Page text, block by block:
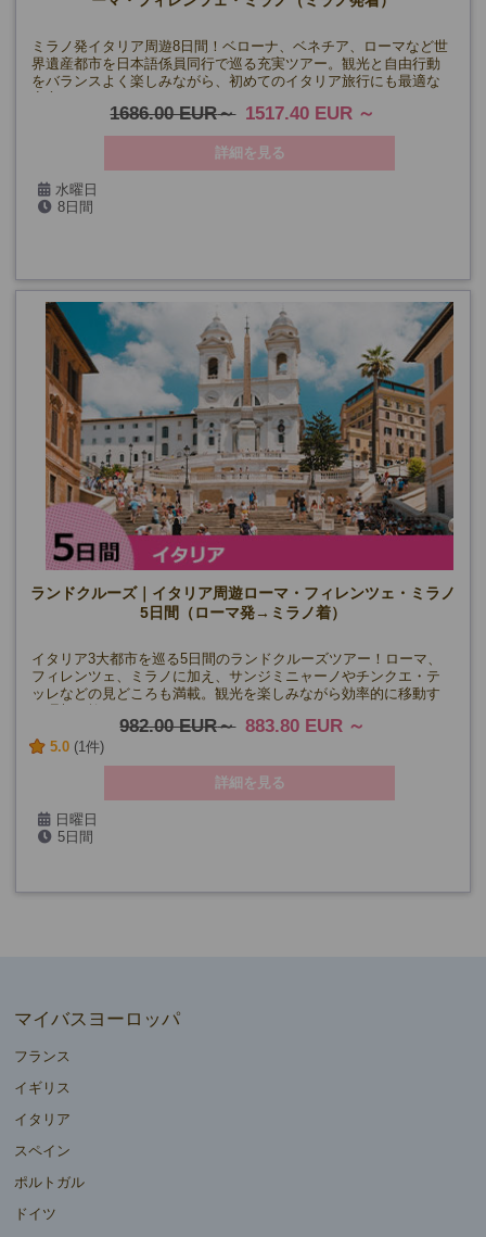
ミラノ発イタリア周遊8日間！ベローナ、ベネチア、ローマなど世
界遺産都市を日本語係員同行で巡る充実ツアー。観光と自由行動
をバランスよく楽しみながら、初めてのイタリア旅行にも最適な
1686.00 EUR 1517.40 EUR
詳細を見る
水曜日
8日間
ランドクルーズ｜イタリア周遊ローマ・フィレンツェ・ミラノ
5日間（ローマ発→ミラノ着）
イタリア3大都市を巡る5日間のランドクルーズツアー！ローマ、
フィレンツェ、ミラノに加え、サンジミニャーノやチンクエ・テ
ッレなどの見どころも満載。観光を楽しみながら効率的に移動す
る理想の旅。
982.00 EUR 883.80 EUR
5.0 (1件)
詳細を見る
日曜日
5日間
マイバスヨーロッパ
フランス
イギリス
イタリア
スペイン
ポルトガル
ドイツ